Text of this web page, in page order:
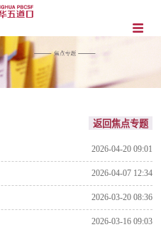
返回焦点专题
2026-04-20 09:01
2026-04-07 12:34
2026-03-20 08:36
2026-03-16 09:03